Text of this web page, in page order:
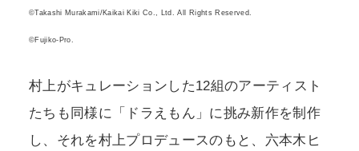
©Takashi Murakami/Kaikai Kiki Co., Ltd. All Rights Reserved.
©Fujiko-Pro.
村上がキュレーションした12組のアーティスト
たちも同様に「ドラえもん」に挑み新作を制作
し、それを村上プロデュースのもと、六本木ヒ